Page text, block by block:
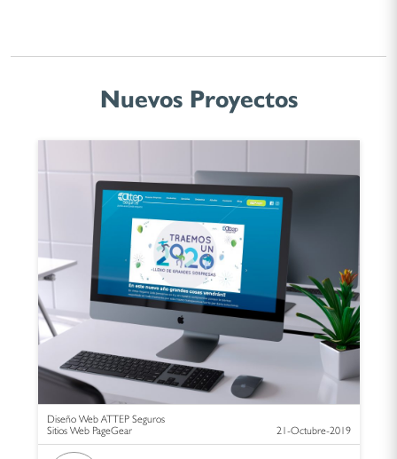
Nuevos Proyectos
Diseño Web ATTEP Seguros
Sitios Web PageGear
21-Octubre-2019